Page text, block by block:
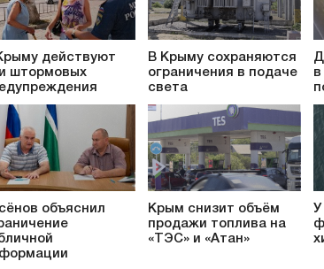
действуют
штормовых
В Крыму сохраняются
ограничения в подаче
света
в
объяснил
Крым снизит объём
продажи топлива на
«ТЭС» и «Атан»